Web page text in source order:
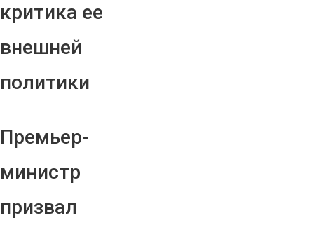
критика ее
внешней
политики
Премьер-
министр
призвал